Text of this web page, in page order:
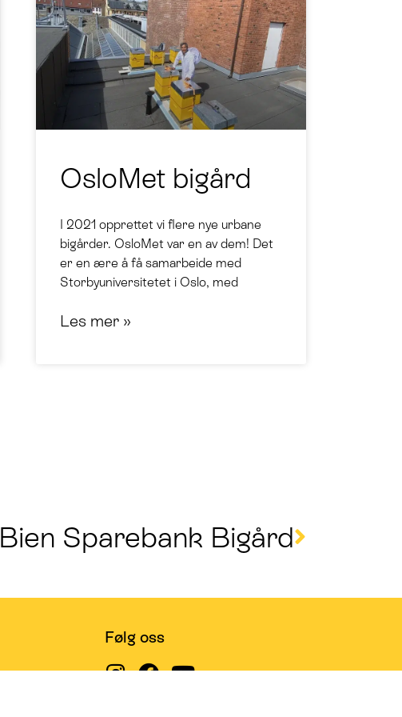
OsloMet bigård
I 2021 opprettet vi flere nye urbane
bigårder. OsloMet var en av dem! Det
er en ære å få samarbeide med
Storbyuniversitetet i Oslo, med
Les mer »
Bien Sparebank Bigård
Følg oss